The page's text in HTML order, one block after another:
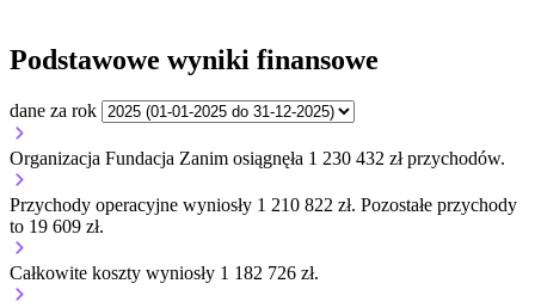
Podstawowe wyniki finansowe
dane za rok
Organizacja Fundacja Zanim osiągnęła 1 230 432 zł przychodów.
Przychody operacyjne wyniosły 1 210 822 zł. Pozostałe przychody
to 19 609 zł.
Całkowite koszty wyniosły 1 182 726 zł.